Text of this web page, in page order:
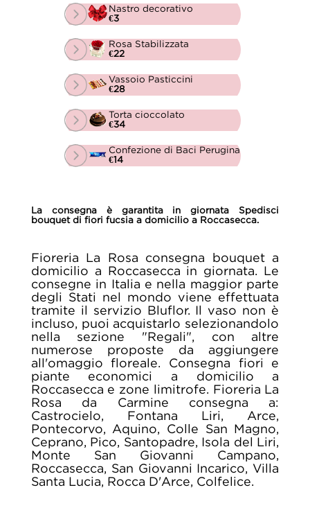
Nastro decorativo
€3
Rosa Stabilizzata
€22
Vassoio Pasticcini
€28
Torta cioccolato
€34
Confezione di Baci Perugina
€14
La consegna è garantita in giornata Spedisci
bouquet di fiori fucsia a domicilio a Roccasecca.
Fioreria La Rosa consegna bouquet a
domicilio a Roccasecca in giornata. Le
consegne in Italia e nella maggior parte
degli Stati nel mondo viene effettuata
tramite il servizio Bluflor. Il vaso non è
incluso, puoi acquistarlo selezionandolo
nella sezione "Regali", con altre
numerose proposte da aggiungere
all'omaggio floreale. Consegna fiori e
piante economici a domicilio a
Roccasecca e zone limitrofe. Fioreria La
Rosa da Carmine consegna a:
Castrocielo, Fontana Liri, Arce,
Pontecorvo, Aquino, Colle San Magno,
Ceprano, Pico, Santopadre, Isola del Liri,
Monte San Giovanni Campano,
Roccasecca, San Giovanni Incarico, Villa
Santa Lucia, Rocca D'Arce, Colfelice.